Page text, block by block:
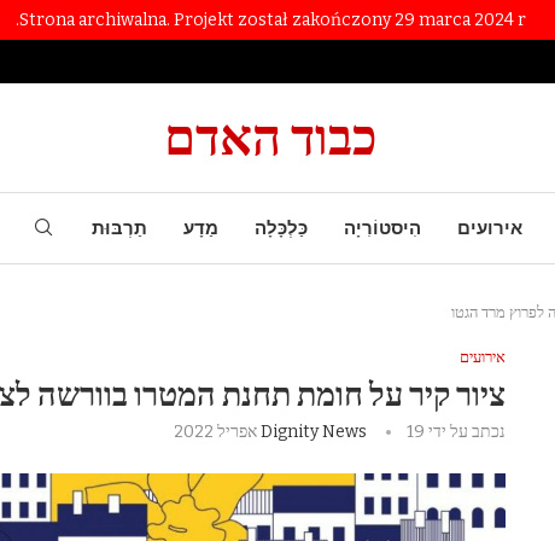
Strona archiwalna. Projekt został zakończony 29 marca 2024 r.
כבוד האדם
אירועים הִיסטוֹרִיָה כַּלְכָּלָה מַדָע תַרְבּוּת
אירועים
ציור קיר על חומת תחנת המטרו בוורשה לציון 79 שנה לפרוץ מרד
נכתב על ידי Dignity News 19 אפריל 2022